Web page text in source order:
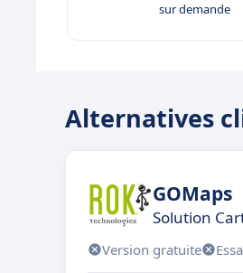
sur demande
Alternatives
GOMaps
Solution
Version gratuite